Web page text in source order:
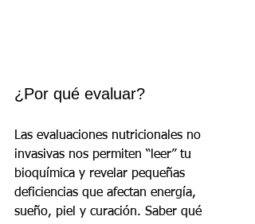
¿Por qué evaluar?
Las evaluaciones nutricionales no
invasivas nos permiten “leer” tu
bioquímica y revelar pequeñas
deficiencias que afectan energía,
sueño, piel y curación. Saber qué